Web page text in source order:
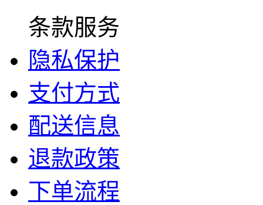
条款服务
隐私保护
支付方式
配送信息
退款政策
下单流程